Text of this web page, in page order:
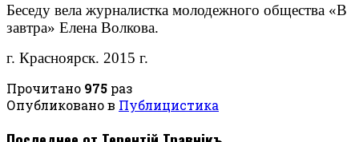
Беседу вела журналистка молодежного общества «В
завтра» Елена Волкова.
г. Красноярск. 2015 г.
Прочитано 975 раз
Опубликовано в Публицистика